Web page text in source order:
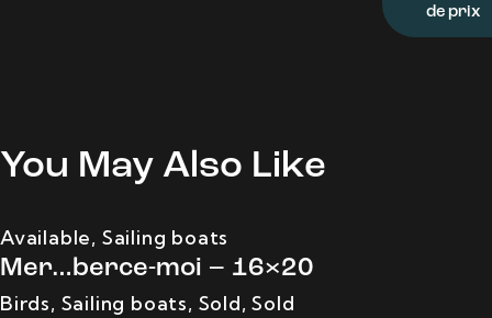
de prix
You May Also Like
Available, Sailing boats
Mer…berce-moi – 16×20
Birds, Sailing boats, Sold,Sold